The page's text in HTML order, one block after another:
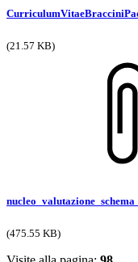
(21.57 KB)
(475.55 KB)